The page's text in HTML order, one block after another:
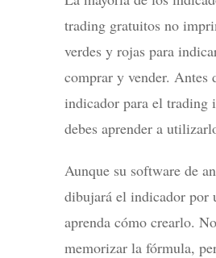
trading gratuitos no
verdes y rojas para
comprar y vender. Antes
indicador para el trading
debes aprender a
Aunque su software de
dibujará el indicador por
aprenda cómo crearlo.
memorizar la fórmula,